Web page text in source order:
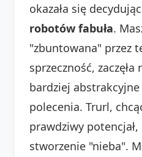
okazała się
robotów fabuła.
"zbuntowana" przez
sprzeczność,
bardziej
polecenia. Trurl,
prawdziwy potencjał,
stworzenie "nieba".